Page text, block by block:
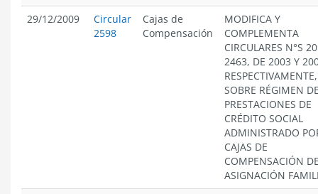
29/12/2009
Circular
2598
Cajas de
Compensación
MODIFICA Y
COMPLEMENTA
CIRCULARES N°S
2463, DE 2003 Y
RESPECTIVAMENTE,
SOBRE RÉGIMEN
PRESTACIONES DE
CRÉDITO SOCIAL
ADMINISTRADO
CAJAS DE
COMPENSACIÓN
ASIGNACIÓN